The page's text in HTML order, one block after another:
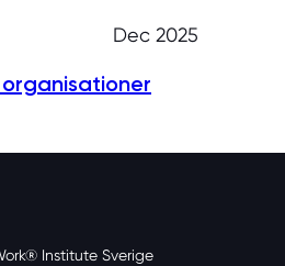
Dec 2025
Institute Sverige